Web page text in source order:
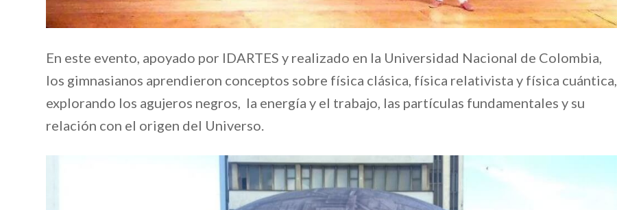
En este evento, apoyado por IDARTES y realizado en la Universidad Nacional de Colombia,
los gimnasianos aprendieron conceptos sobre física clásica, física relativista y física cuántica,
explorando los agujeros negros, la energía y el trabajo, las partículas fundamentales y su
relación con el origen del Universo.